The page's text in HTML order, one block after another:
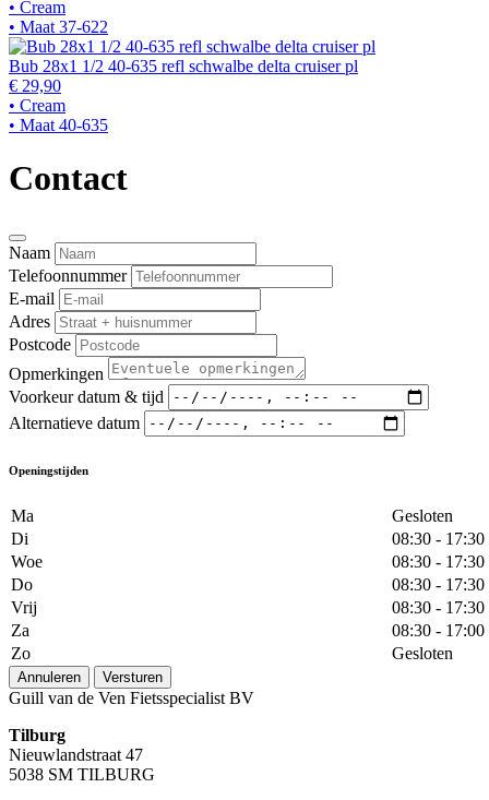
• Cream
• Maat 37-622
Bub 28x1 1/2 40-635 refl schwalbe delta cruiser pl
€ 29,90
• Cream
• Maat 40-635
Contact
Naam
Telefoonnummer
E-mail
Adres
Postcode
Opmerkingen
Voorkeur datum & tijd
Alternatieve datum
Openingstijden
Ma
Gesloten
Di
08:30 - 17:30
Woe
08:30 - 17:30
Do
08:30 - 17:30
Vrij
08:30 - 17:30
Za
08:30 - 17:00
Zo
Gesloten
Annuleren Versturen
Guill van de Ven Fietsspecialist BV
Tilburg
Nieuwlandstraat 47
5038 SM TILBURG